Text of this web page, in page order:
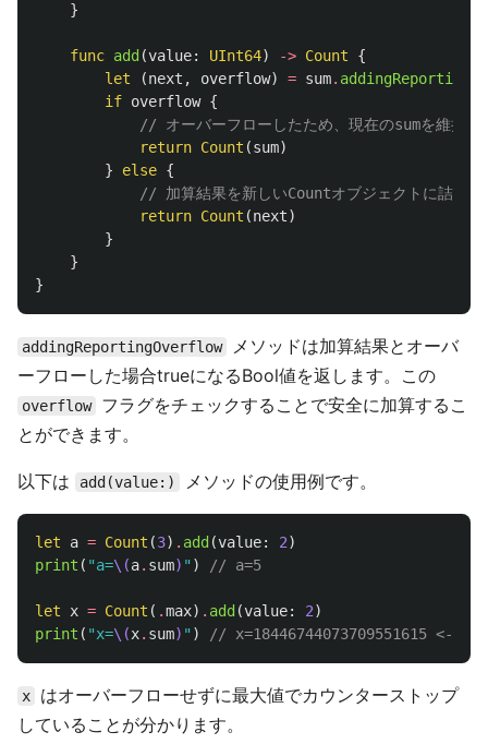
}
func add (value: UInt64) -> Count
{
let
(next , overflow) = sum.
if overflow {
// オーバーフローしたため、現在のsumを維持
return Count (sum)
}
else {
// 加算結果を新しいCountオブジェクトに詰めて
return Count (next)
}
}
}
addingReportingOverflow
メソッドは加算結果とオーバ
ーフローした場合trueになるBool値を返します。この
overflow
フラグをチェックすることで安全に加算するこ
とができます。
以下は add(value:) メソッドの使用例です。
let a = Count (3) . add (value: 2)
print ( "a=\(a. sum) " ) // a=5
let x = Count ( .max) . add (value: 2)
print ( "x=\(x. sum) " ) // x=18446744073709551615 <- 最
x
はオーバーフローせずに最大値でカウンターストップ
していることが分かります。